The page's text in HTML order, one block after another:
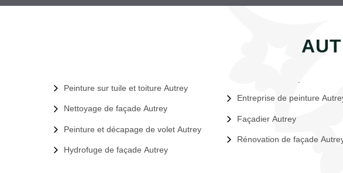
Peinture sur tuile et toiture Autrey
Nettoyage de façade Autrey
Peinture et décapage de volet Autrey
Hydrofuge de façade Autrey
Entreprise de peinture
Façadier Autrey
Rénovation de façade